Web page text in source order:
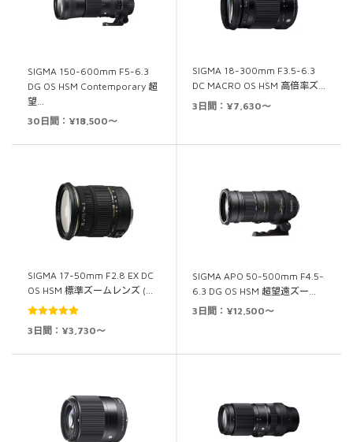
SIGMA 150-600mm F5-6.3
DG OS HSM Contemporary 超
望…
30日間：¥18,500～
SIGMA 18-300mm F3.5-6.3
DC MACRO OS HSM 高倍率ズ…
3日間：¥7,630～
SIGMA 17-50mm F2.8 EX DC
OS HSM 標準ズームレンズ (…
5段階中
3日間：¥3,730～
SIGMA APO 50-500mm F4.5-
6.3 DG OS HSM 超望遠ズー…
3日間：¥12,500～